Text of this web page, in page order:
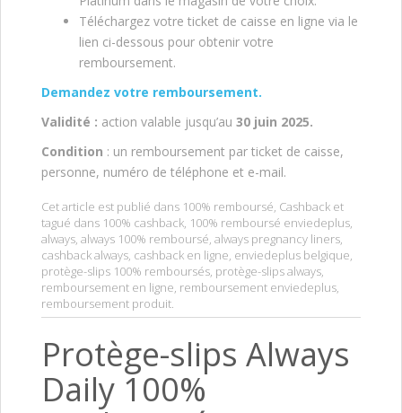
Téléchargez votre ticket de caisse en ligne via le
lien ci-dessous pour obtenir votre
remboursement.
Demandez votre remboursement.
Validité : action valable jusqu’au 30 juin 2025.
Condition : un remboursement par ticket de caisse,
personne, numéro de téléphone et e-mail.
Cet article est publié dans 100% remboursé, Cashback et
tagué dans 100% cashback, 100% remboursé enviedeplus,
always, always 100% remboursé, always pregnancy liners,
cashback always, cashback en ligne, enviedeplus belgique,
protège-slips 100% remboursés, protège-slips always,
remboursement en ligne, remboursement enviedeplus,
remboursement produit.
Protège-slips Always
Daily 100%